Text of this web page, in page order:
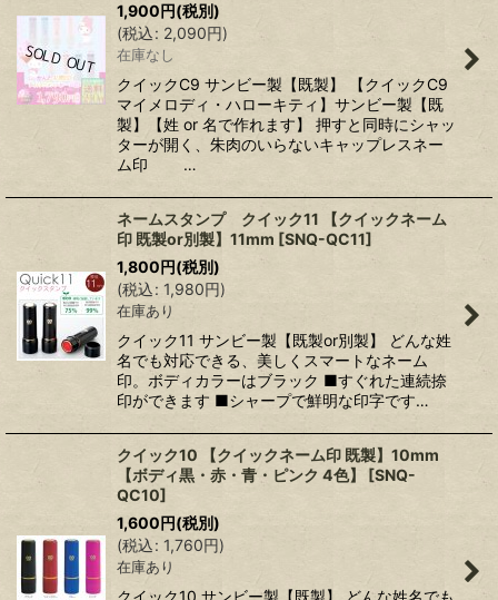
1,900円(税別)
(税込: 2,090円)
在庫なし
クイックC9 サンビー製【既製】 【クイックC9
マイメロディ・ハローキティ】サンビー製【既
製】【姓 or 名で作れます】 押すと同時にシャッ
ターが開く、朱肉のいらないキャップレスネー
ム印 …
ネームスタンプ クイック11 【クイックネーム
印 既製or別製】11mm [SNQ-QC11]
1,800円(税別)
(税込: 1,980円)
在庫あり
クイック11 サンビー製【既製or別製】 どんな姓
名でも対応できる、美しくスマートなネーム
印。ボディカラーはブラック ■すぐれた連続捺
印ができます ■シャープで鮮明な印字です…
クイック10 【クイックネーム印 既製】10mm
【ボディ黒・赤・青・ピンク 4色】
[SNQ-
QC10]
1,600円(税別)
(税込: 1,760円)
在庫あり